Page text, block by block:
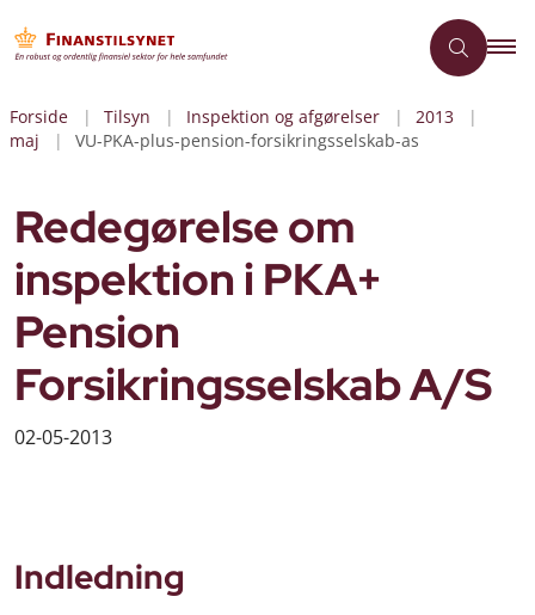
Forside Tilsyn Inspektion og afgørelser
2013
maj
VU-PKA-plus-pension-forsikringsselskab-as
Redegørelse om
inspektion i PKA+
Pension
Forsikringsselskab A/S
02-05-2013
Indledning